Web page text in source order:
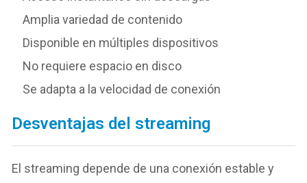
Amplia variedad de contenido
Disponible en múltiples dispositivos
No requiere espacio en disco
Se adapta a la velocidad de conexión
Desventajas del streaming
El streaming depende de una conexión estable y